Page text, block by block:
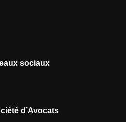
sociaux
d’Avocats